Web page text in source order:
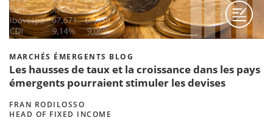
MARCHÉS ÉMERGENTS BLOG
Les hausses de taux et la croissance dans les pays
émergents pourraient stimuler les devises
FRAN RODILOSSO
HEAD OF FIXED INCOME